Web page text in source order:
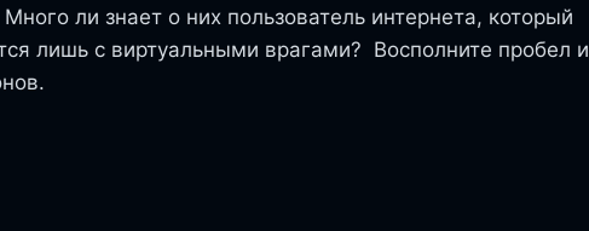
ли знает о них пользователь интернета, который
лишь с виртуальными врагами? Восполните пробел и